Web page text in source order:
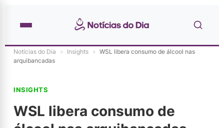
Notícias do Dia » Insights » WSL libera consumo de álcool nas
arquibancadas
INSIGHTS
WSL libera consumo de